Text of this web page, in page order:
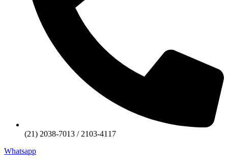
(21) 2038-7013 / 2103-4117
Whatsapp